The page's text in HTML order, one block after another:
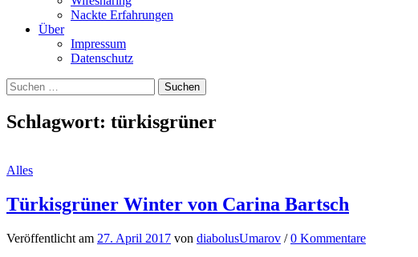
Nackte Erfahrungen
Über
Impressum
Datenschutz
Suchen
nach:
Schlagwort: türkisgrüner
Alles
Türkisgrüner Winter von Carina Bartsch
Veröffentlicht am 27. April 2017 von diabolusUmarov /0 Kommentare